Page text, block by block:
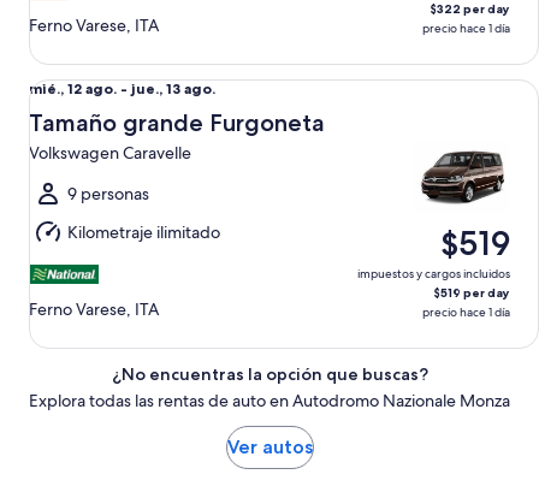
Ferno Varese, ITA
$322 per day
precio hace 1 día
Del
mié.,
12
ago.
al
jue.,
13
ago.
mié., 12 ago. - jue., 13 ago.
Tamaño grande Furgoneta
Volkswagen Caravelle
9 personas
Kilometraje ilimitado
Ferno Varese, ITA
$519
impuestos y cargos incluidos
$519 per day
precio hace 1 día
Tamaño grande Furgoneta Volkswagen Caravelle
¿No encuentras la opción que buscas?
Explora todas las rentas de auto en Autodromo Nazionale Monza
Ver autos